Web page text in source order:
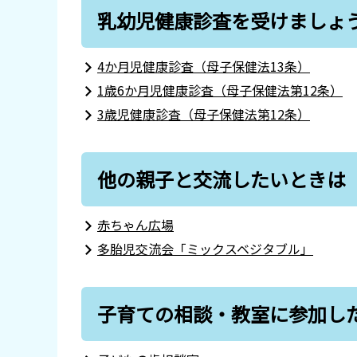
乳幼児健康診査を受けましょ
4か月児健康診査（母子保健法13条）
1歳6か月児健康診査（母子保健法第12条）
3歳児健康診査（母子保健法第12条）
他の親子と交流したいときは
赤ちゃん広場
多胎児交流会「ミックスベジタブル」
子育ての相談・教室に参加し